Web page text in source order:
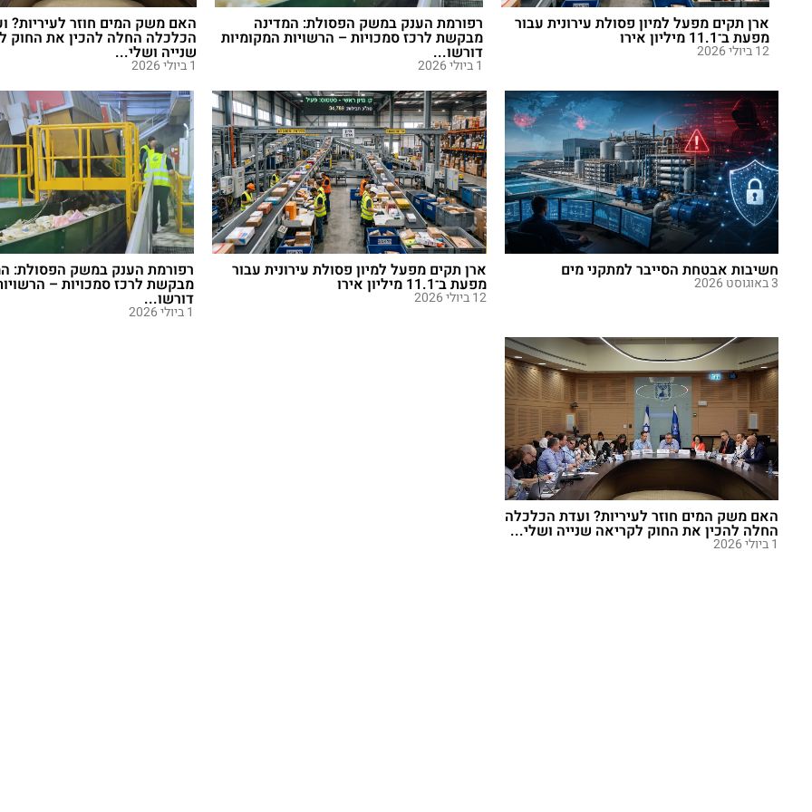
ארן תקים מפעל למיון פסולת עירונית עבור
מפעת ב־11.1 מיליון אירו
12 ביולי 2026
רפורמת הענק במשק הפסולת: המדינה
מבקשת לרכז סמכויות – הרשויות המקומיות
דורשו...
1 ביולי 2026
האם משק המים חוזר לעיריות?
הכלכלה החלה להכין את החוק
שנייה ושלי...
1 ביולי 2026
חשיבות אבטחת הסייבר למתקני מים
3 באוגוסט 2026
ארן תקים מפעל למיון פסולת עירונית עבור
מפעת ב־11.1 מיליון אירו
12 ביולי 2026
רפורמת הענק במשק הפסולת:
מבקשת לרכז סמכויות –
דורשו...
1 ביולי 2026
האם משק המים חוזר לעיריות? ועדת הכלכלה
החלה להכין את החוק לקריאה שנייה ושלי...
1 ביולי 2026